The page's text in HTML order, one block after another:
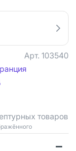
Арт. 103540
товаров